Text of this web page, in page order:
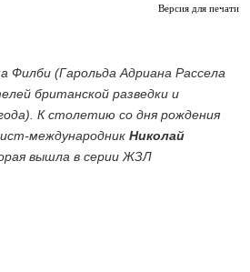
Версия для печати
Филби (Гарольда Адриана Рассела
британской разведки и
К столетию со дня рождения
международник Николай
вышла в серии ЖЗЛ